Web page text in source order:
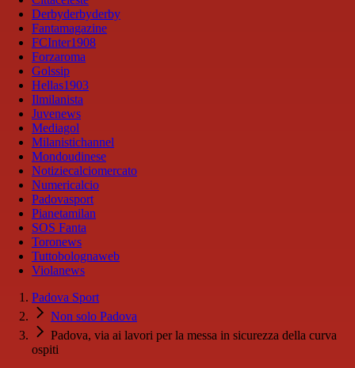
Derbyderbyderby
Fantamagazine
FCInter1908
Forzaroma
Golssip
Hellas1903
Ilmilanista
Juvenews
Mediagol
Milanistichannel
Mondoudinese
Notiziecalciomercato
Numericalcio
Padovasport
Pianetamilan
SOS Fanta
Toronews
Tuttobolognaweb
Violanews
Padova Sport
Non solo Padova
Padova, via ai lavori per la messa in sicurezza della curva
ospiti